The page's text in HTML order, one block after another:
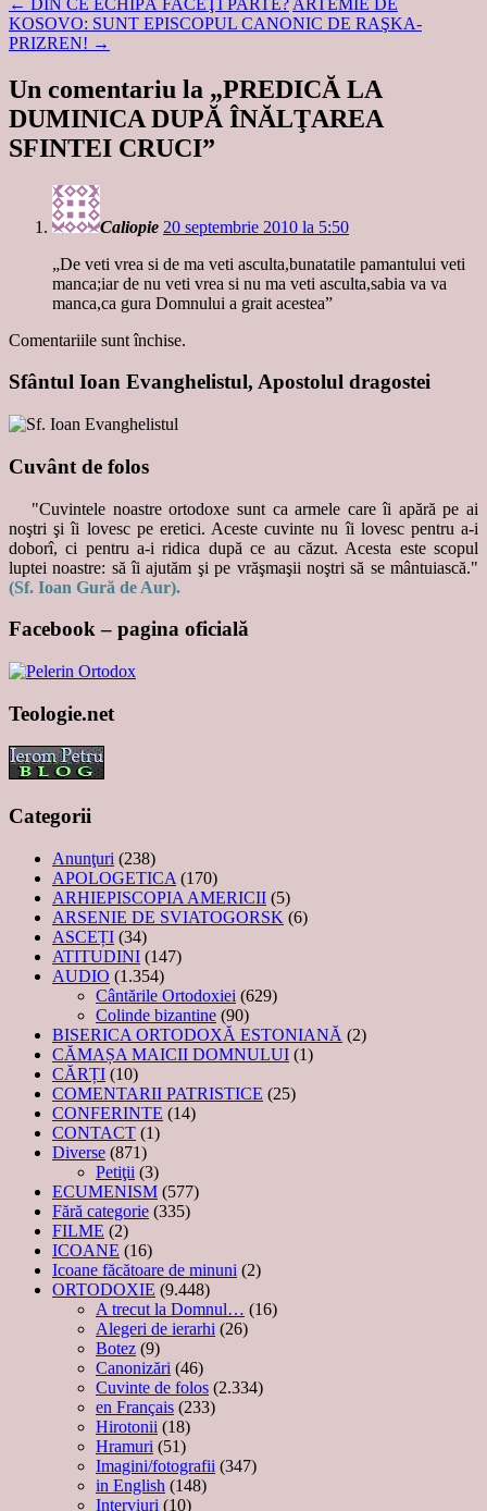
← DIN CE ECHIPĂ FACEŢI PARTE? ARTEMIE DE
KOSOVO: SUNT EPISCOPUL CANONIC DE RAŞKA-
PRIZREN! →
Un comentariu la „PREDICĂ LA
DUMINICA DUPĂ ÎNĂLŢAREA
SFINTEI CRUCI”
Caliopie 20 septembrie 2010 la 5:50
„De veti vrea si de ma veti asculta,bunatatile pamantului veti
manca;iar de nu veti vrea si nu ma veti asculta,sabia va va
manca,ca gura Domnului a grait acestea”
Comentariile sunt închise.
Sfântul Ioan Evanghelistul, Apostolul dragostei
Cuvânt de folos
"Cuvintele noastre ortodoxe sunt ca armele care îi apără pe ai
noştri şi îi lovesc pe eretici. Aceste cuvinte nu îi lovesc pentru a-i
doborî, ci pentru a-i ridica după ce au căzut. Acesta este scopul
luptei noastre: să îi ajutăm şi pe vrăşmaşii noştri să se mântuiască."
(Sf. Ioan Gură de Aur).
Facebook – pagina oficială
Teologie.net
Categorii
Anunţuri (238)
APOLOGETICA (170)
ARHIEPISCOPIA AMERICII (5)
ARSENIE DE SVIATOGORSK (6)
ASCEȚI (34)
ATITUDINI (147)
AUDIO (1.354)
Cântările Ortodoxiei (629)
Colinde bizantine (90)
BISERICA ORTODOXĂ ESTONIANĂ (2)
CĂMAȘA MAICII DOMNULUI (1)
CĂRȚI (10)
COMENTARII PATRISTICE (25)
CONFERINTE (14)
CONTACT (1)
Diverse (871)
Petiţii (3)
ECUMENISM (577)
Fără categorie (335)
FILME (2)
ICOANE (16)
Icoane făcătoare de minuni (2)
ORTODOXIE (9.448)
A trecut la Domnul… (16)
Alegeri de ierarhi (26)
Botez (9)
Canonizări (46)
Cuvinte de folos (2.334)
en Français (233)
Hirotonii (18)
Hramuri (51)
Imagini/fotografii (347)
in English (148)
Interviuri (10)